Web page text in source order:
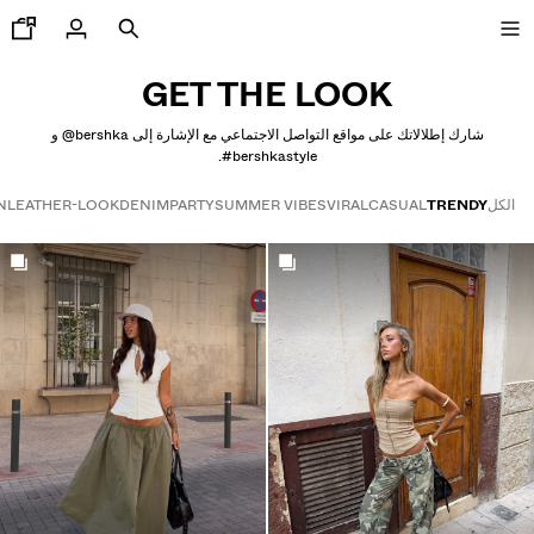
GET THE LOOK
شارك إطلالاتك على مواقع التواصل الاجتماعي مع الإشارة إلى ‎@bershka‎ و
‎#bershkastyle‎.
الكلTRENDY
CASUAL
VIRAL
SUMMER VIBES
PARTY
DENIM
LEATHER-LOOK
Get the look
COMBO WINS %
الكل
و قمصان بولو
جينز
شيرتات